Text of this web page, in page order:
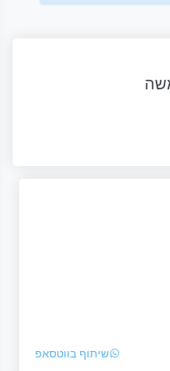
שיתוף בווטסאפ